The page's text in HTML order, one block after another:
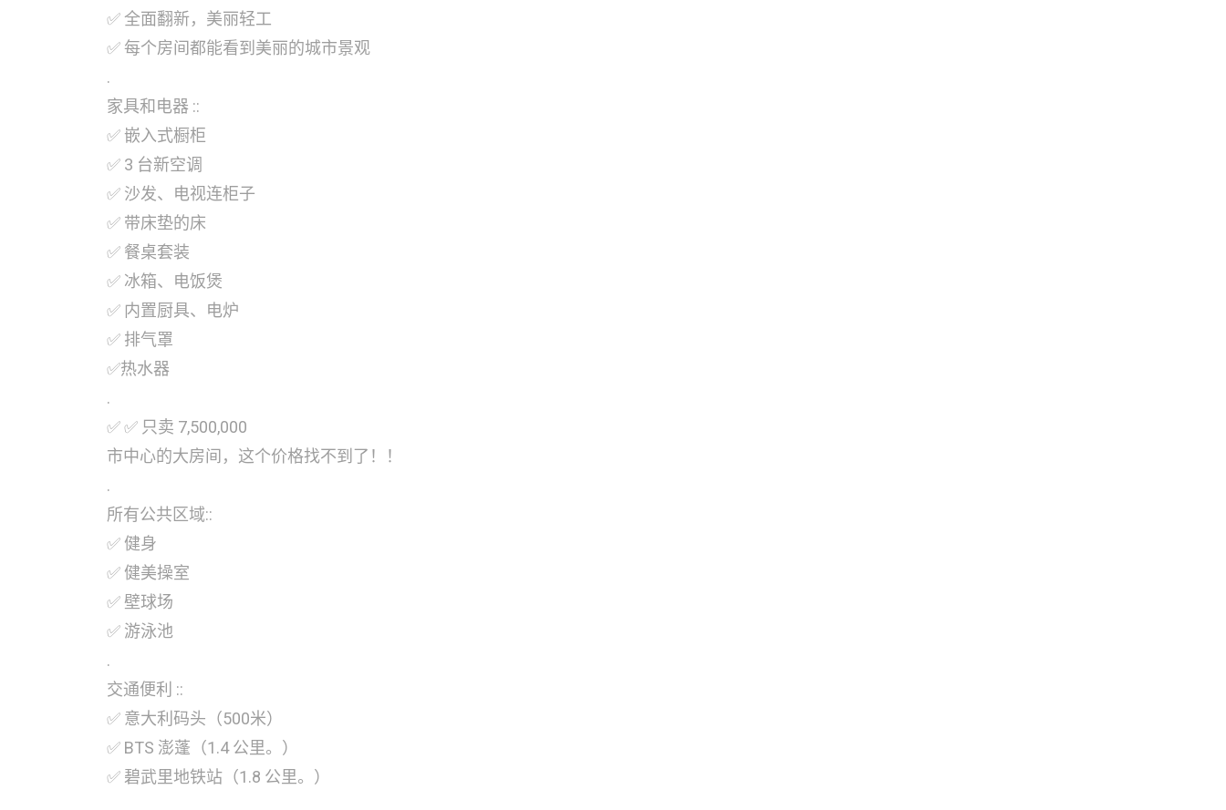
✅ 全面翻新，美丽轻工
✅ 每个房间都能看到美丽的城市景观
.
家具和电器 ::
✅ 嵌入式橱柜
✅ 3 台新空调
✅ 沙发、电视连柜子
✅ 带床垫的床
✅ 餐桌套装
✅ 冰箱、电饭煲
✅ 内置厨具、电炉
✅ 排气罩
✅热水器
.
✅ ✅ 只卖 7,500,000
市中心的大房间，这个价格找不到了！！
.
所有公共区域::
✅ 健身
✅ 健美操室
✅ 壁球场
✅ 游泳池
.
交通便利 ::
✅ 意大利码头（500米）
✅ BTS 澎蓬（1.4 公里。）
✅ 碧武里地铁站（1.8 公里。）